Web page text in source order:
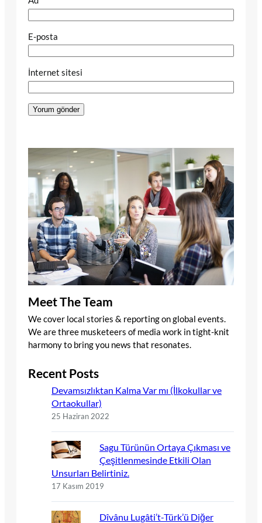
E-posta
İnternet sitesi
Meet The Team
We cover local stories & reporting on global events.
We are three musketeers of media work in tight-knit
harmony to bring you news that resonates.
Recent Posts
Devamsızlıktan Kalma Var mı (İlkokullar ve
Ortaokullar)
25 Haziran 2022
Sagu Türünün Ortaya Çıkması ve
Çeşitlenmesinde Etkili Olan
Unsurları Belirtiniz.
17 Kasım 2019
Dîvânu Lugâti’t-Türk’ü Diğer